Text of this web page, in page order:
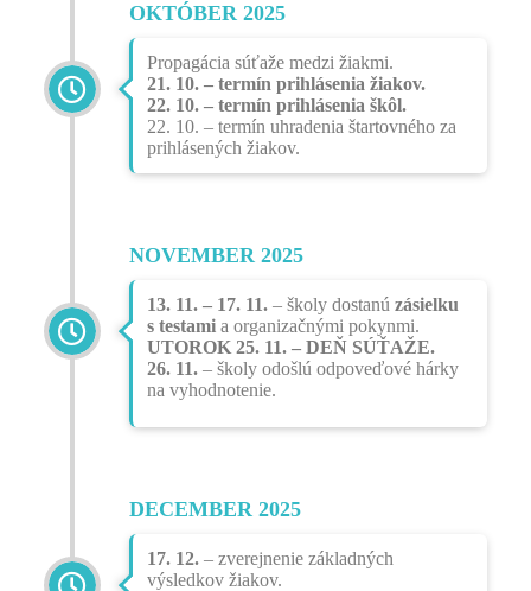
OKTÓBER 2025
Propagácia súťaže medzi žiakmi.
21. 10. – termín prihlásenia žiakov.
22. 10. – termín prihlásenia škôl.
22. 10. – termín uhradenia štartovného za
prihlásených žiakov.
NOVEMBER 2025
13. 11. – 17. 11.– školy dostanú zásielku
s testamia organizačnými pokynmi.
UTOROK 25. 11. – DEŇ SÚŤAŽE.
26. 11.– školy odošlú odpoveďové hárky
na vyhodnotenie.
DECEMBER 2025
17. 12.– zverejnenie základných
výsledkov žiakov.